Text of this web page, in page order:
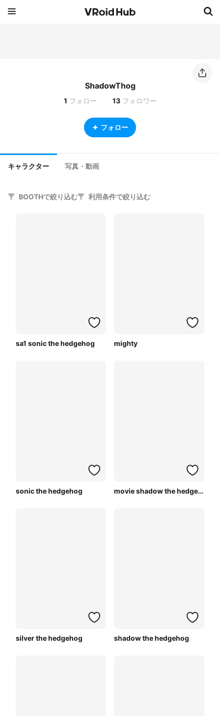
ShadowThog
1 フォロー 13 フォロワー
フォロー
キャラクター 写真・動画
BOOTHで絞り込む 利用条件で絞り込む
sa1 sonic the hedgehog mighty
sonic the hedgehog movie shadow the hedgehog
silver the hedgehog shadow the hedgehog